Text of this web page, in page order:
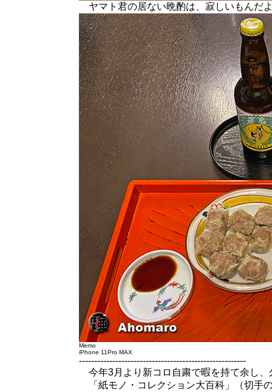
ヤマト君の居ない晩酌は、寂しいもんだ
Memo
iPhone 11Pro MAX
-------------------------------------------------------
今年3月より新コロ自粛で暇を持て余し
「紙モノ・コレクション大百科」（切手